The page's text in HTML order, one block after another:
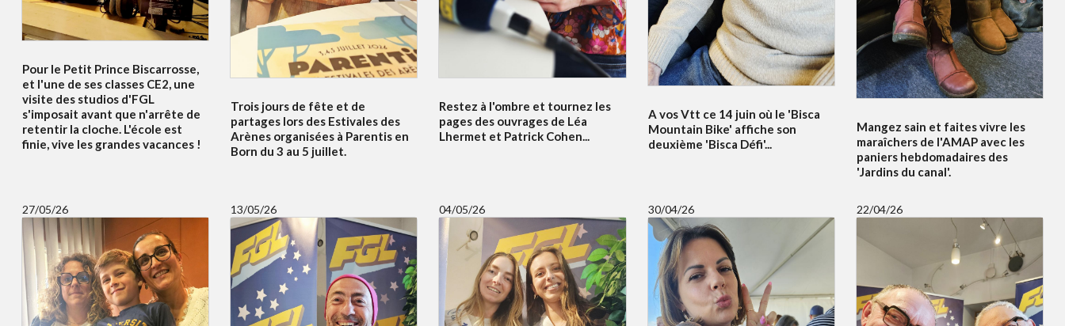
Pour le Petit Prince Biscarrosse,
et l'une de ses classes CE2, une
visite des studios d'FGL
s'imposait avant que n'arrête de
retentir la cloche. L'école est
finie, vive les grandes vacances !
Trois jours de fête et de
partages lors des Estivales des
Arènes organisées à Parentis en
Born du 3 au 5 juillet.
Restez à l'ombre et tournez les
pages des ouvrages de Léa
Lhermet et Patrick Cohen...
A vos Vtt ce 14 juin où le 'Bisca
Mountain Bike' affiche son
deuxième 'Bisca Défi'...
Mangez sain et faites vivre les
maraîchers de l'AMAP avec les
paniers hebdomadaires des
'Jardins du canal'.
27/05/26 13/05/26 04/05/26 30/04/26 22/04/26